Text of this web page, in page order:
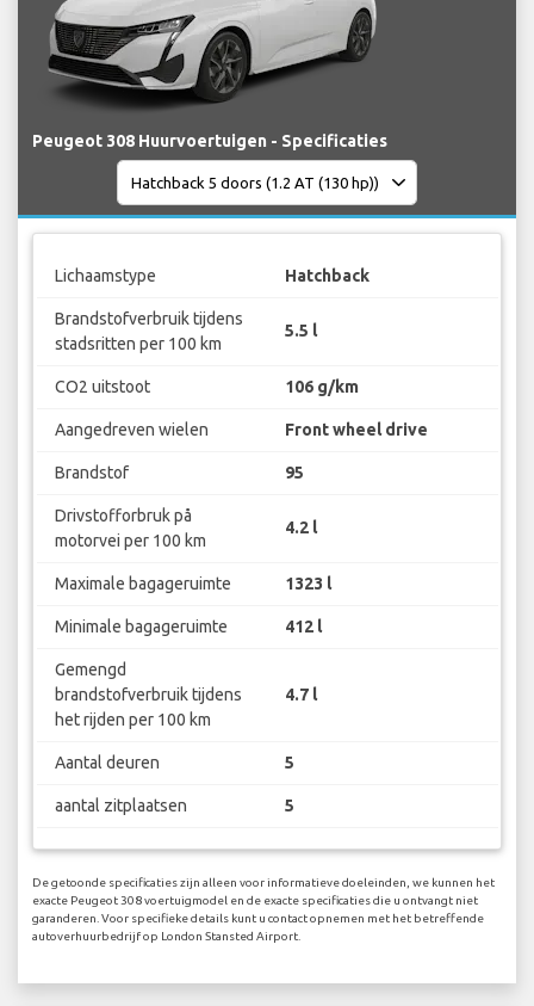
Peugeot 308 Huurvoertuigen - Specificaties
Lichaamstype Hatchback
Brandstofverbruik tijdens
stadsritten per 100 km
5.5 l
CO2 uitstoot 106 g/km
Aangedreven wielen Front wheel drive
Brandstof 95
Drivstofforbruk på
motorvei per 100 km
4.2 l
Maximale bagageruimte 1323 l
Minimale bagageruimte 412 l
Gemengd
brandstofverbruik tijdens
het rijden per 100 km
4.7 l
Aantal deuren 5
aantal zitplaatsen 5
De getoonde specificaties zijn alleen voor informatieve doeleinden, we kunnen het
exacte Peugeot 308 voertuigmodel en de exacte specificaties die u ontvangt niet
garanderen. Voor specifieke details kunt u contact opnemen met het betreffende
autoverhuurbedrijf op London Stansted Airport.